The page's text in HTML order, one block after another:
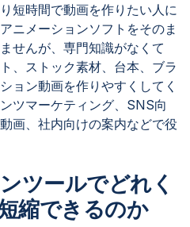
短時間で動画を作りたい人に
ニメーションソフトをそのま
せんが、専門知識がなくて
、ストック素材、台本、ブラ
ョン動画を作りやすくしてく
ツマーケティング、SNS向
画、社内向けの案内などで役
ツールでどれく
縮できるのか